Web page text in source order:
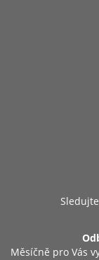
Měsíčně pro Vás